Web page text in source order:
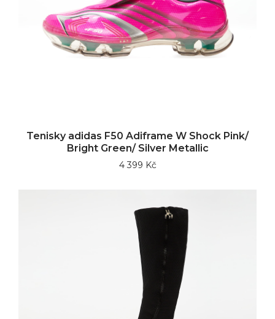
Tenisky adidas F50 Adiframe W Shock Pink/
Bright Green/ Silver Metallic
4 399 Kč